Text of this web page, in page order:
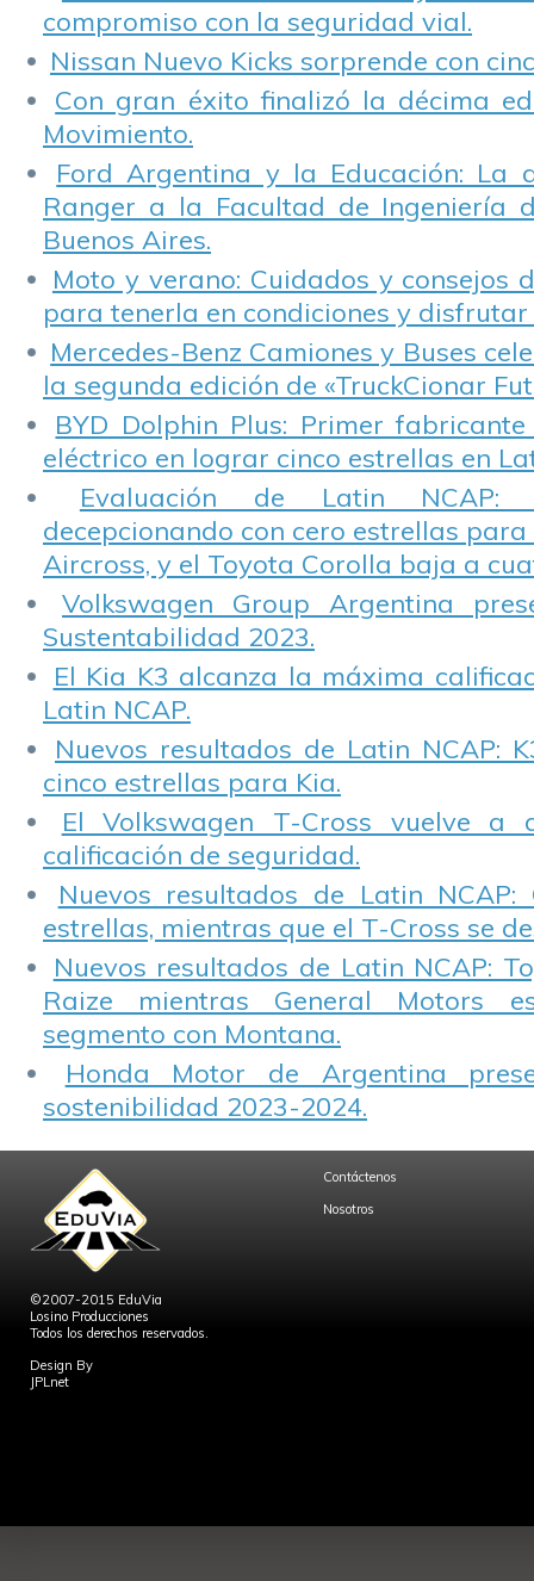
compromiso con la seguridad vial.
Nissan Nuevo Kicks sorprende con
Con gran éxito finalizó la décima
Movimiento.
Ford Argentina y la Educación: La
Ranger a la Facultad de Ingeniería
Buenos Aires.
Moto y verano: Cuidados y consejos
para tenerla en condiciones y disfrutar
Mercedes-Benz Camiones y Buses
la segunda edición de «TruckCionar
BYD Dolphin Plus: Primer
eléctrico en lograr cinco estrellas en
Evaluación de Latin NCAP:
decepcionando con cero estrellas para
Aircross, y el Toyota Corolla baja a
Volkswagen Group Argentina
Sustentabilidad 2023.
El Kia K3 alcanza la máxima
Latin NCAP.
Nuevos resultados de Latin NCAP:
cinco estrellas para Kia.
El Volkswagen T-Cross vuelve a
calificación de seguridad.
Nuevos resultados de Latin NCAP:
estrellas, mientras que el T-Cross se
Nuevos resultados de Latin NCAP:
Raize mientras General Motors
segmento con Montana.
Honda Motor de Argentina
sostenibilidad 2023-2024.
©2007-2015 EduVia
Losino Producciones
Todos los derechos reservados.
Design By
JPLnet
Contáctenos
Nosotros